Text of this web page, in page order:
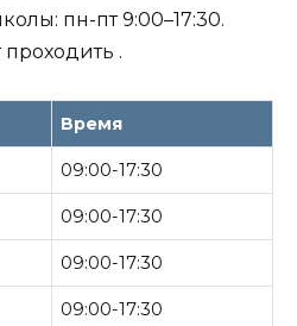
пн-пт 9:00–17:30.
.
Время
09:00-17:30
09:00-17:30
09:00-17:30
09:00-17:30